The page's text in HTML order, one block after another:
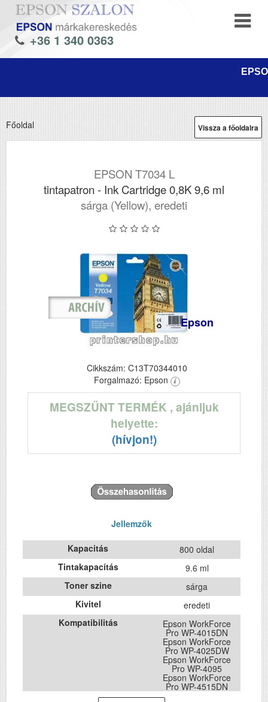
+36 1 340 0363
Vissza a főoldalra
Főoldal
EPSON T7034 L
tintapatron - Ink Cartridge 0,8K 9,6 ml
sárga (Yellow), eredeti
Epson
Cikkszám: C13T70344010
Forgalmazó: Epson
MEGSZŰNT TERMÉK , ajánljuk
helyette:
(hívjon!)
Jellemzők
Kapacitás
800 oldal
Tintakapacítás
9.6 ml
Toner szine
sárga
Kivitel
eredeti
Kompatibilitás
Epson WorkForce
Pro WP-4015DN
Epson WorkForce
Pro WP-4025DW
Epson WorkForce
Pro WP-4095
Epson WorkForce
Pro WP-4515DN
Epson WorkForce